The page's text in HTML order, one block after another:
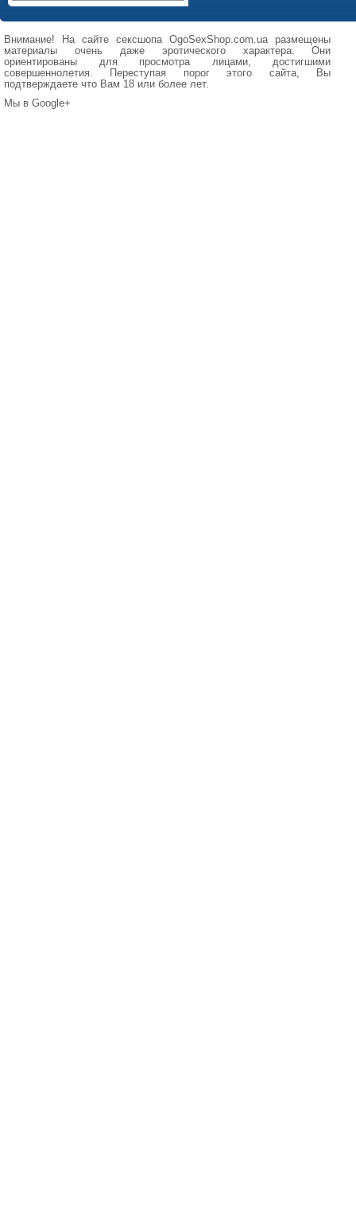
Внимание! На сайте сексшопа OgoSexShop.com.ua размещены
материалы очень даже эротического характера. Они
ориентированы для просмотра лицами, достигшими
совершеннолетия. Переступая порог этого сайта, Вы
подтверждаете что Вам 18 или более лет.
Мы в Google+